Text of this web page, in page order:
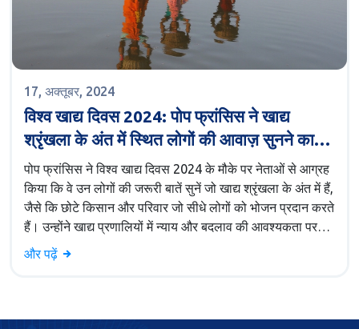
17, अक्तूबर, 2024
विश्व खाद्य दिवस 2024: पोप फ्रांसिस ने खाद्य
श्रृंखला के अंत में स्थित लोगों की आवाज़ सुनने का
किया आह्वान
पोप फ्रांसिस ने विश्व खाद्य दिवस 2024 के मौके पर नेताओं से आग्रह
किया कि वे उन लोगों की जरूरी बातें सुनें जो खाद्य श्रृंखला के अंत में हैं,
जैसे कि छोटे किसान और परिवार जो सीधे लोगों को भोजन प्रदान करते
हैं। उन्होंने खाद्य प्रणालियों में न्याय और बदलाव की आवश्यकता पर
जोर दिया, ताकि हर व्यक्ति को पौष्टिक और किफायती भोजन मिल
और पढ़ें